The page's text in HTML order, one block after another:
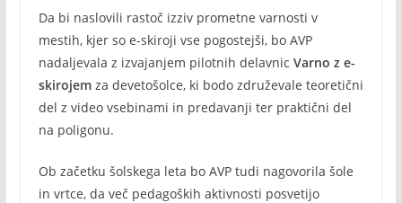
Da bi naslovili rastoč izziv prometne varnosti v
mestih, kjer so e-skiroji vse pogostejši, bo AVP
nadaljevala z izvajanjem pilotnih delavnic Varno z e-
skirojemza devetošolce, ki bodo združevale teoretični
del z video vsebinami in predavanji ter praktični del
na poligonu.
Ob začetku šolskega leta bo AVP tudi nagovorila šole
in vrtce, da več pedagoških aktivnosti posvetijo